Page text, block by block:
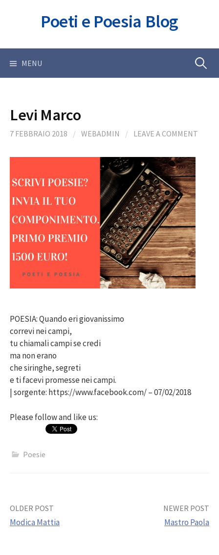
Poeti e Poesia Blog
MENU Ricerca
Levi Marco
7 FEBBRAIO 2018 / WEBADMIN / LEAVE A COMMENT
POESIA: Quando eri giovanissimo
correvi nei campi,
tu chiamali campi se credi
ma non erano
che siringhe, segreti
e ti facevi promesse nei campi.
| sorgente: https://www.facebook.com/ – 07/02/2018
Please follow and like us:
Poesie
Post
OLDER POST
Modica Mattia
NEWER POST
Mastro Paola